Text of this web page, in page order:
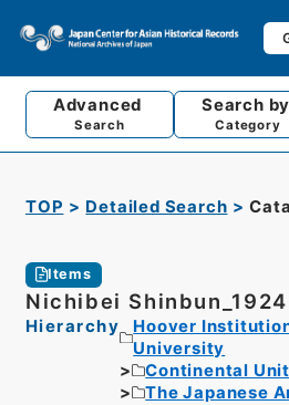
Advanced
Search
Search by
Category
TOP Detailed Search
Items
Nichibei
Hierarchy
Hoover
University
Continental
The Japanese